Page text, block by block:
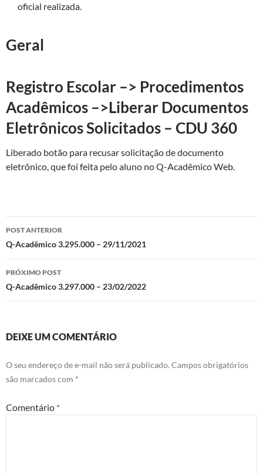
oficial realizada.
Geral
Registro Escolar –> Procedimentos
Acadêmicos –>Liberar Documentos
Eletrônicos Solicitados – CDU 360
Liberado botão para recusar solicitação de documento
eletrônico, que foi feita pelo aluno no Q-Acadêmico Web.
Navegação
de
posts
POST ANTERIOR
Q-Acadêmico 3.295.000 – 29/11/2021
PRÓXIMO POST
Q-Acadêmico 3.297.000 – 23/02/2022
DEIXE UM COMENTÁRIO
O seu endereço de e-mail não será publicado. Campos obrigatórios
são marcados com *
Comentário *